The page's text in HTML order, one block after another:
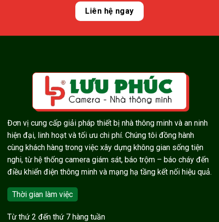
Liên hệ ngay
Đơn vị cung cấp giải pháp thiết bị nhà thông minh và an ninh
hiện đại, linh hoạt và tối ưu chi phí. Chúng tôi đồng hành
cùng khách hàng trong việc xây dựng không gian sống tiện
nghi, từ hệ thống camera giám sát, báo trộm – báo cháy đến
điều khiển điện thông minh và mạng hạ tầng kết nối hiệu quả.
Thời gian làm việc
Từ thứ 2 đến thứ 7 hàng tuần